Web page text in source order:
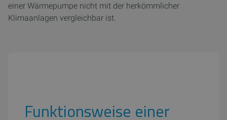
einer Wärmepumpe nicht mit der herkömmlicher
Klimaanlagen vergleichbar ist.
Funktionsweise einer